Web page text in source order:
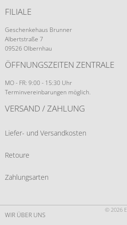
FILIALE
Geschenkehaus Brunner
Albertstraße 7
09526 Olbernhau
ÖFFNUNGSZEITEN ZENTRALE
MO - FR: 9:00 - 15:30 Uhr
Terminvereinbarungen möglich.
VERSAND / ZAHLUNG
Liefer- und Versandkosten
Retoure
Zahlungsarten
© 2026
WIR ÜBER UNS